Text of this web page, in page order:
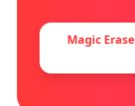
Magic